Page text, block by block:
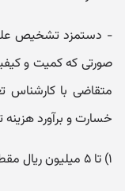
صورتی که کمیت و
خسارت و برآورد هزینه
۱) تا ۵ میلیون ریال مقطوعاً دویست هزار ریال .